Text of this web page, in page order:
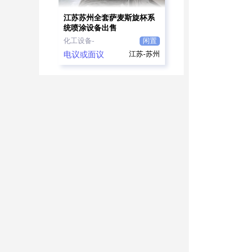
江苏苏州全套萨麦斯旋杯系
统喷涂设备出售
化工设备- 闲置
电议或面议 江苏-苏州